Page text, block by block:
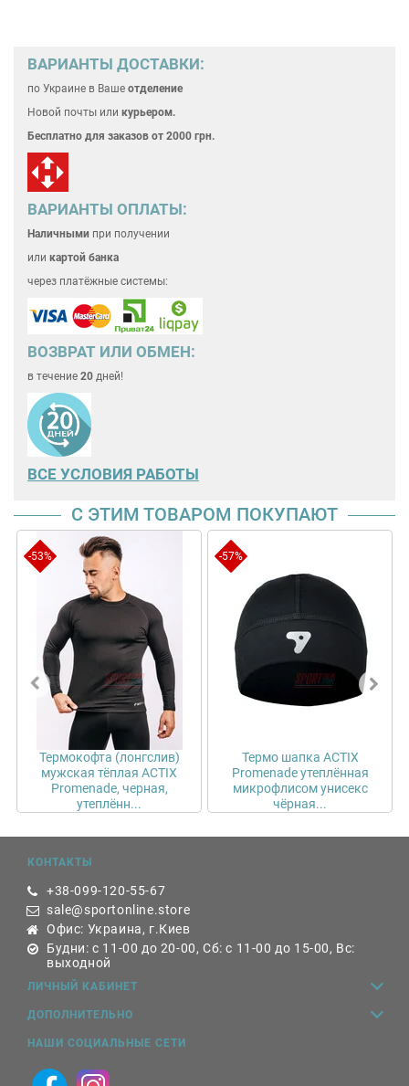
ВАРИАНТЫ ДОСТАВКИ:
по Украине в Ваше отделение
Новой почты или курьером.
Бесплатно для заказов от 2000 грн.
ВАРИАНТЫ ОПЛАТЫ:
Наличными при получении
или картой банка
через платёжные системы:
ВОЗВРАТ ИЛИ ОБМЕН:
в течение 20 дней!
ВСЕ УСЛОВИЯ РАБОТЫ
С ЭТИМ ТОВАРОМ ПОКУПАЮТ
-53%
Термокофта (лонгслив)
мужская тёплая ACTIX
Promenade, черная,
утеплённ...
-57%
Термо шапка ACTIX
Promenade утеплённая
микрофлисом унисекс
чёрная...
КОНТАКТЫ
+38-099-120-55-67
sale@sportonline.store
Офис: Украина, г.Киев
Будни: с 11-00 до 20-00, Сб: с 11-00 до 15-00, Вс:
выходной
ЛИЧНЫЙ КАБИНЕТ
ДОПОЛНИТЕЛЬНО
НАШИ СОЦИАЛЬНЫЕ СЕТИ